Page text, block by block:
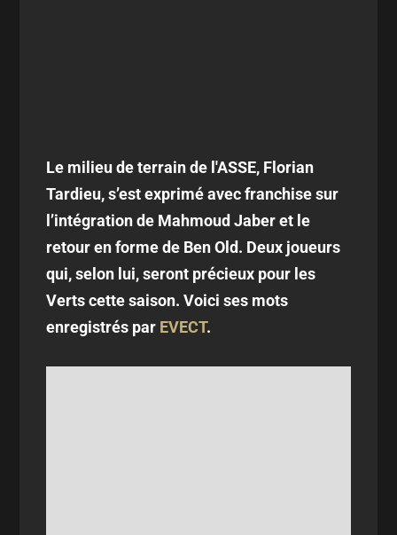
Le milieu de terrain de l'ASSE, Florian
Tardieu, s’est exprimé avec franchise sur
l’intégration de Mahmoud Jaber et le
retour en forme de Ben Old. Deux joueurs
qui, selon lui, seront précieux pour les
Verts cette saison. Voici ses mots
enregistrés par EVECT.